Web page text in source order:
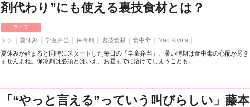
剤代わり”にも使える裏技食材とは？
ライフ
タグ 夏休み 学童弁当 保冷剤 裏技食材 食中毒
Nao Kiyota
夏休みが始まると同時にスタートした毎日の「学童弁当」、暑い時期は食中毒の心配が尽き
ませんよね。保冷剤は必須とはいえ、お昼までに溶けてしまうことも。...
「“やっと言える”っていう叫びらしい」藤本